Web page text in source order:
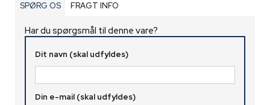
SPØRG OS FRAGT INFO
Har du spørgsmål til denne vare?
Dit navn (skal udfyldes)
Din e-mail (skal udfyldes)